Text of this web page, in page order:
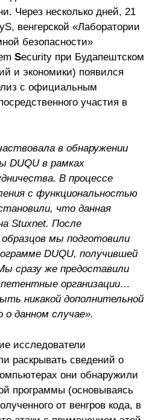
Через несколько дней, 21
венгерской «Лаборатории
безопасности»
Security при Будапештском
и экономики) появился
с официальным
участия в
в обнаружении
DUQUв рамках
В процессе
с функциональностью
что данная
Stuxnet. После
мы подготовили
DUQU, получившей
сразу же предоставили
организации…
никакой дополнительной
данном случае».
исследователи
раскрывать сведений о
они обнаружили
программы (основываясь
от венгров кода, в